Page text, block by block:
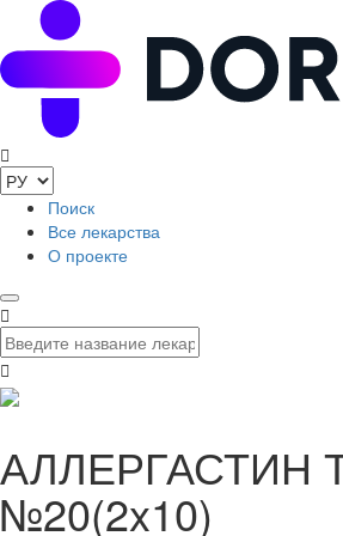
Поиск
Все лекарства
О проекте
АЛЛЕРГАСТИН
№20(2x10)